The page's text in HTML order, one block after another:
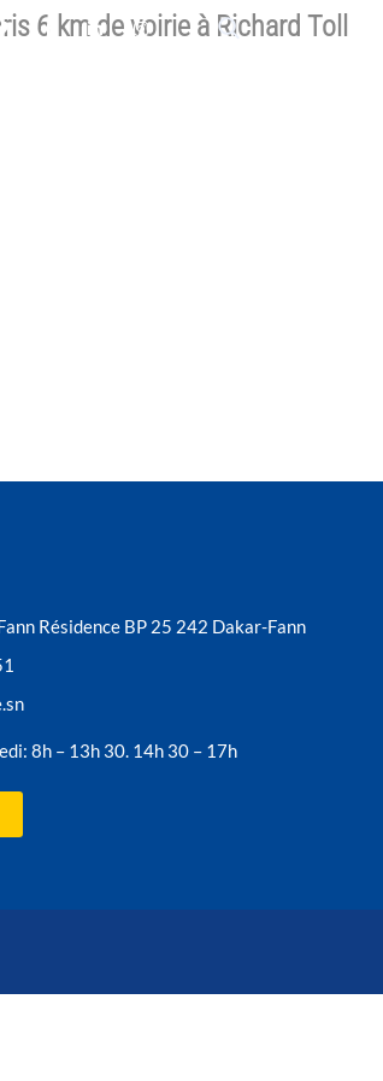
6 km de voirie à Richard Toll
Résidence BP 25 242 Dakar-Fann
8h – 13h 30. 14h 30 – 17h